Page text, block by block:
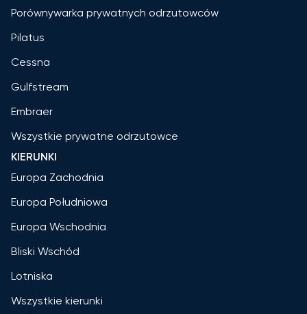
Porównywarka prywatnych odrzutowców
Pilatus
Cessna
Gulfstream
Embraer
Wszystkie prywatne odrzutowce
KIERUNKI
Europa Zachodnia
Europa Południowa
Europa Wschodnia
Bliski Wschód
Lotniska
Wszystkie kierunki